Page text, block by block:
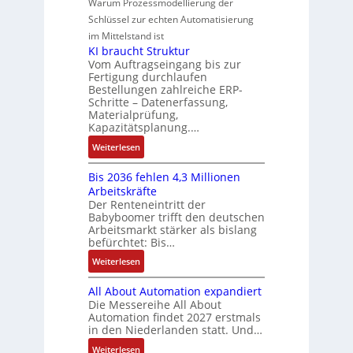
g
M
o
m
e
n
t
a
u
f
n
a
h
m
e
,
g
e
p
ä
g
t
d
k
F
a
n
u
c
C
N
C
-
y
s
e
m
e
e
s
c
h
ä
f
t
s
f
ü
h
r
e
r
z
u
m
V
o
r
s
t
y
s
t
è
m
e
s
:
Q
2
E
r
g
e
b
n
i
s
s
e
b
e
s
u
r
V
e
r
t
r
i
e
b
s
-
u
n
d
M
a
r
k
e
t
Warum Prozessmodellierung der
Schlüssel zur echten Automatisierung
im Mittelstand ist
KI braucht Struktur
Vom Auftragseingang bis zur
Fertigung durchlaufen
Bestellungen zahlreiche ERP-
Schritte – Datenerfassung,
Materialprüfung,
Kapazitätsplanung.…
Weiterlesen:
K
I
b
r
a
u
c
h
t
S
t
r
u
Bis 2036 fehlen 4,3 Millionen
Arbeitskräfte
Der Renteneintritt der
Babyboomer trifft den deutschen
Arbeitsmarkt stärker als bislang
befürchtet: Bis…
Weiterlesen:
B
i
s
2
0
3
All About Automation expandiert
Die Messereihe All About
Automation findet 2027 erstmals
in den Niederlanden statt. Und…
Weiterlesen: